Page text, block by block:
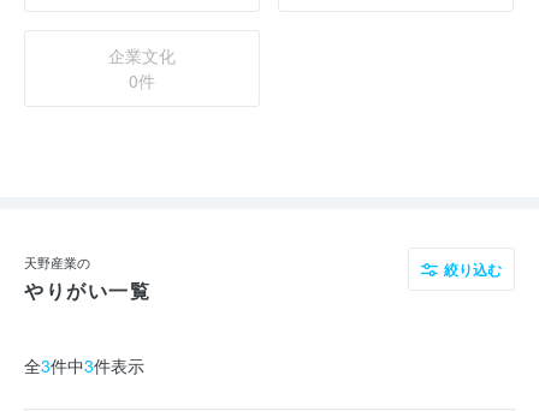
企業文化
0件
天野産業の
やりがい一覧
絞り込む
全3件中3件表示